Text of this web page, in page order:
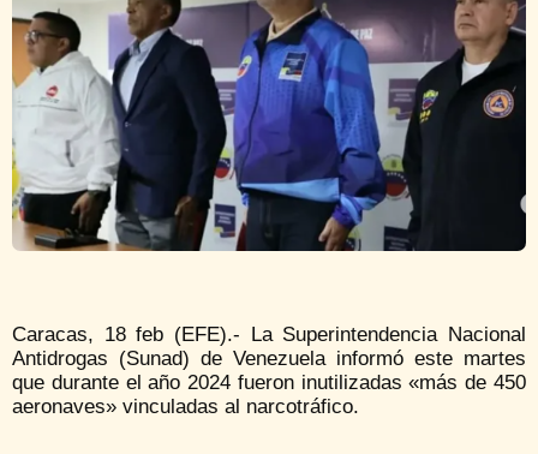
Caracas, 18 feb (EFE).- La Superintendencia Nacional
Antidrogas (Sunad) de Venezuela informó este martes
que durante el año 2024 fueron inutilizadas «más de 450
aeronaves» vinculadas al narcotráfico.